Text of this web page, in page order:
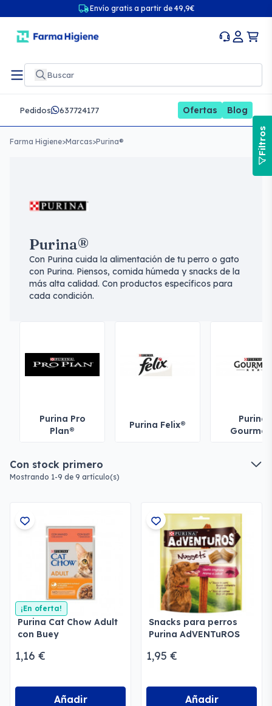
Envío gratis a partir de 49,9€
Pedidos 637724177 Ofertas Blog
Farma Higiene>Marcas>Purina®
Purina®
Con Purina cuida la alimentación de tu perro o gato
con Purina. Piensos, comida húmeda y snacks de la
más alta calidad. Con productos específicos para
cada condición.
Purina Pro
Plan®
Purina Felix®
Purina
Con stock primero
Mostrando 1-9 de 9 artículo(s)
¡En oferta!
Purina Cat Chow Adult
con Buey
1,16 €
Añadir
Snacks para perros
Purina AdVENTuROS
1,95 €
Añadir
Filtros